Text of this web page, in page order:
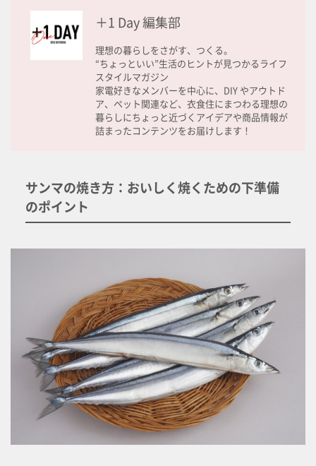
＋1 Day 編集部
理想の暮らしをさがす、つくる。
“ちょっといい”生活のヒントが見つかるライフ
スタイルマガジン
家電好きなメンバーを中心に、DIY やアウトド
ア、ペット関連など、衣食住にまつわる理想の
暮らしにちょっと近づくアイデアや商品情報が
詰まったコンテンツをお届けします！
サンマの焼き方：おいしく焼くための下準備
のポイント